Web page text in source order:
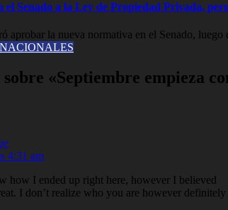
el Senado a la Ley de Propiedad Privada,
aprobar la nueva normativa en el Senado, luego
NACIONALES
«Septiembre empieza
4:31 am
how I ended up right here, however I believed
I don’t realize who you are however